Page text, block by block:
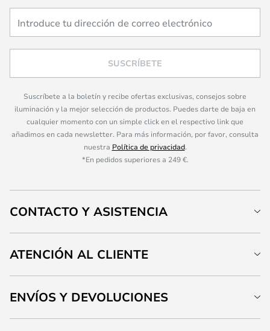
SUSCRÍBETE
Suscríbete a la boletín y recibe ofertas exclusivas, consejos sobre
iluminación y la mejor selección de productos. Puedes darte de baja en
cualquier momento con un simple click en el respectivo link que
añadimos en cada newsletter. Para más información, por favor, consulta
nuestra Política de privacidad.
*En pedidos superiores a 249 €.
CONTACTO Y ASISTENCIA
ATENCIÓN AL CLIENTE
ENVÍOS Y DEVOLUCIONES